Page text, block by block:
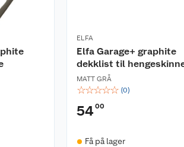
ELFA
Elfa Garage+ graphite
dekklist til
MATT GRÅ
☆☆☆☆☆ (0)
5400
Få på lager